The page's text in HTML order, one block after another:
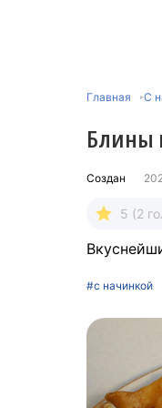
Главная С
Блины
Создан
5 (2
#с начинкой